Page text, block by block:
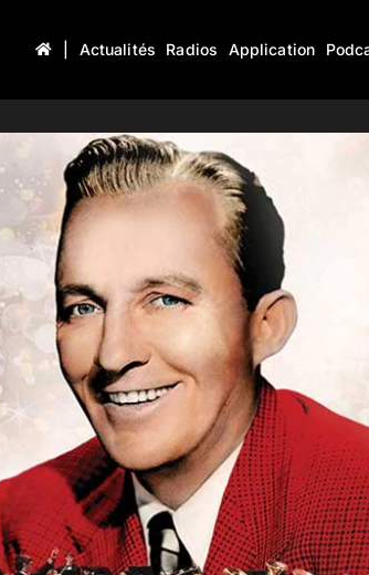
Actualités Radios Application